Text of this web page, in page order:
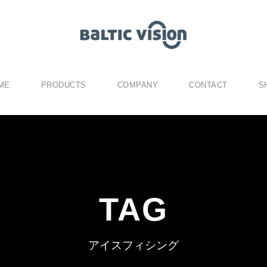
PRODUCTS COMPANY CONTACT
TAG
アイスフィシング